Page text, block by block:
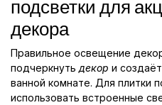
подсветки для
декора
Правильное освещение
подчеркнуть декор и
ванной комнате. Для плитки
использовать встроенные